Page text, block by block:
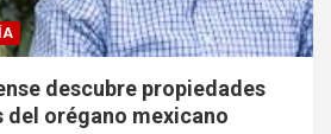
descubre propiedades
orégano mexicano